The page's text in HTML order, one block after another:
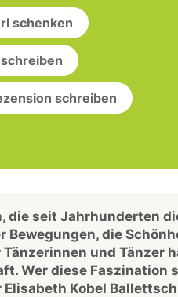
schenken
schreiben
die seit Jahrhunderten
Bewegungen, die
und Tänzer
Wer diese Faszination
Kobel